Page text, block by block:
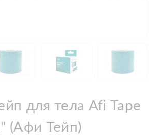
для тела Afi Tape
(Афи Тейп)